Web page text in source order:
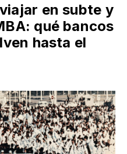
en subte y
qué bancos
hasta el